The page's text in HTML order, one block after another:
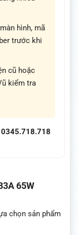
hình, mã
trước khi
cũ hoặc
kiểm tra
0345.718.718
65W
chọn sản phẩm